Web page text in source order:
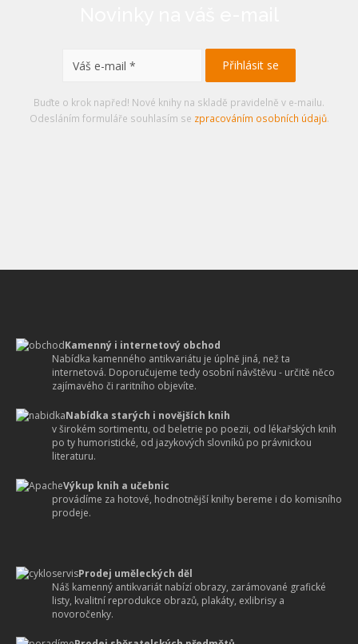
Buďte o krok napřed! Nové knihy na skladě pravidelně v e-mailu.
Odesláním formuláře souhlasím se zpracováním osobních údajů.
Kamenný i internetový obchod
Nabídka kamenného antikvariátu je úplně jiná, než ta
internetová. Doporučujeme tedy osobní návštěvu - určitě něco
zajímavého či raritního objevíte.
Nabídka starých i novějších knih
v širokém sortimentu, od beletrie po poezii, od lékařských knih
po ty humoristické, od jazykových slovníků po právnickou
literaturu.
Výkup knih a učebnic
provádíme za hotové, hodnotnější knihy bereme i do komisního
prodeje.
Prodej uměleckých děl
Náš kamenný antikvariát nabízí obrazy, zarámované grafické
listy, kvalitní reprodukce obrazů, plakáty, exlibrisy a
novoročenky.